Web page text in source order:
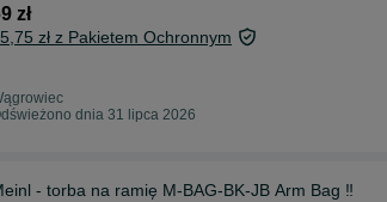
zł
zł z Pakietem Ochronnym
dnia 31 lipca 2026
- torba na ramię M-BAG-BK-JB Arm Bag ‼️